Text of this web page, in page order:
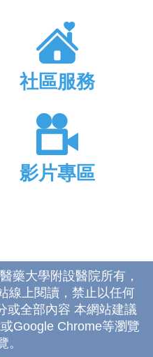
社區服務
影片專區
藥大學附設醫院所有，
線上閱讀，禁止以任何
或全部內容 本網站建議
Google Chrome等瀏覽
。